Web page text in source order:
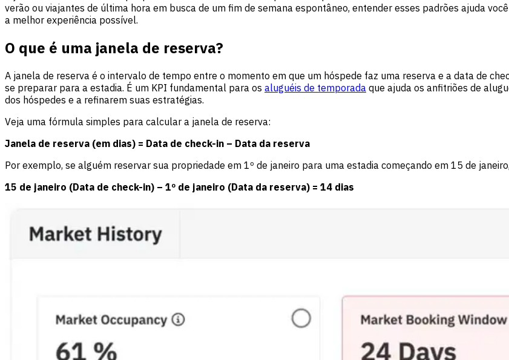
verão ou viajantes de última hora em busca de um fim de semana espontâneo, entender esses padrões ajuda
a melhor experiência possível.
O que é uma janela de reserva?
A janela de reserva é o intervalo de tempo entre o momento em que um hóspede faz uma reserva e a data de
se preparar para a estadia. É um KPI fundamental para os aluguéis de temporada que ajuda os anfitriões de
dos hóspedes e a refinarem suas estratégias.
Veja uma fórmula simples para calcular a janela de reserva:
Janela de reserva (em dias) = Data de check-in – Data da reserva
Por exemplo, se alguém reservar sua propriedade em 1º de janeiro para uma estadia começando em 15 de
15 de janeiro (Data de check-in) – 1º de janeiro (Data da reserva) = 14 dias